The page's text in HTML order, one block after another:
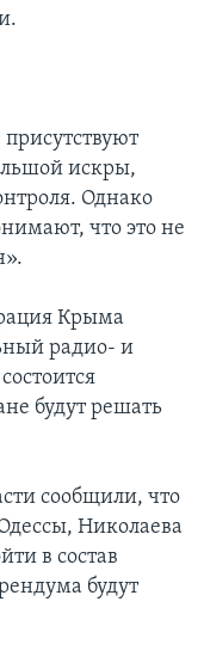
искры,
Однако
что это не
Крыма
радио- и
будут решать
сообщили, что
Николаева
в состав
будут